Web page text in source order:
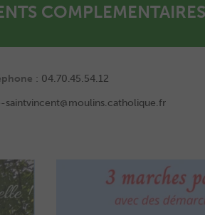
COMPLEMENTAIRES
: 04.70.45.54.12
saintvincent@moulins.catholique.fr